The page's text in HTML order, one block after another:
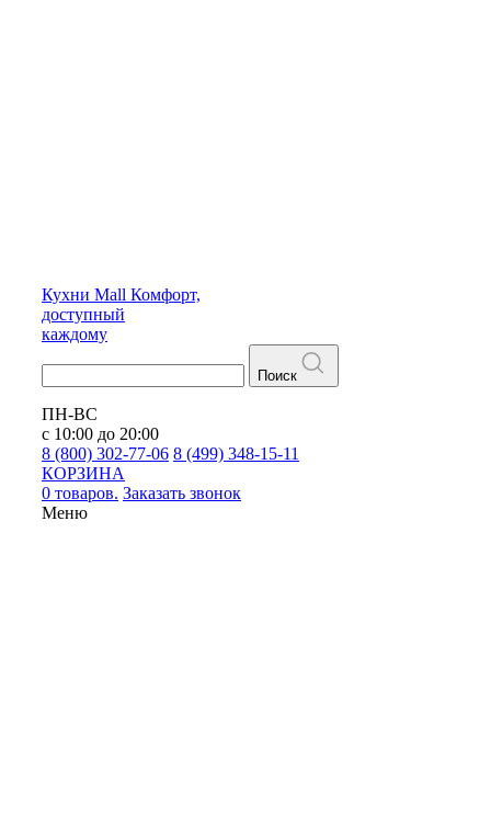
Кухни Mall Комфорт,
доступный
каждому
Поиск
ПН-ВС
с 10:00 до 20:00
8 (800) 302-77-06 8 (499) 348-15-11
КОРЗИНА
0 товаров. Заказать звонок
Меню